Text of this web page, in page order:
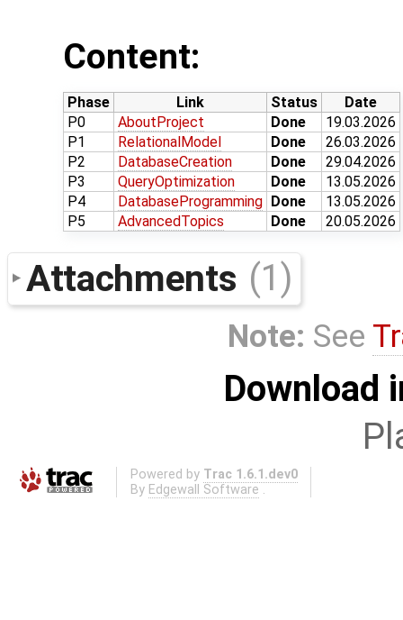
Content:
Phase Link Status
Date
P0
AboutProject Done
19.03.2026
P1
RelationalModel Done
26.03.2026
P2
DatabaseCreation Done
29.04.2026
P3
QueryOptimization Done
13.05.2026
P4
DatabaseProgramming Done
13.05.2026
P5
AdvancedTopics Done 20.05.2026
Attachments (1)
Note: See
Download
Powered by Trac 1.6.1.dev0
By Edgewall Software .